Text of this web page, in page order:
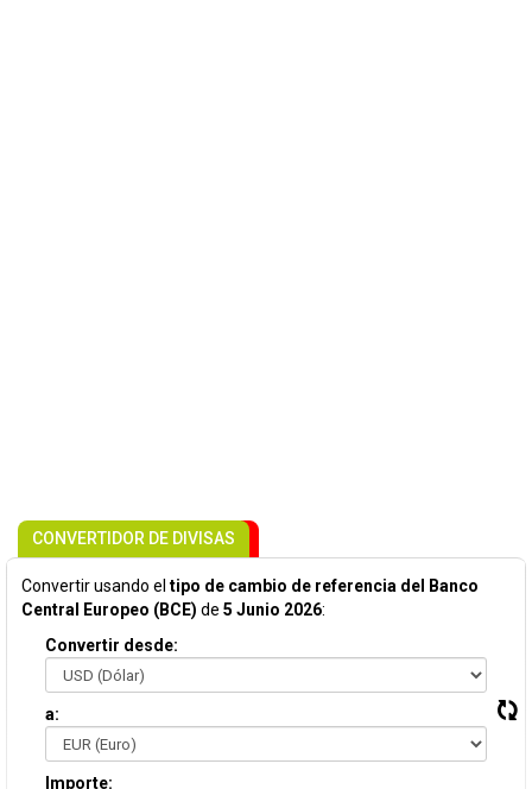
CONVERTIDOR DE DIVISAS
Convertir usando el tipo de cambio de referencia del Banco
Central Europeo (BCE) de 5 Junio 2026:
Convertir desde:
a:
Importe: